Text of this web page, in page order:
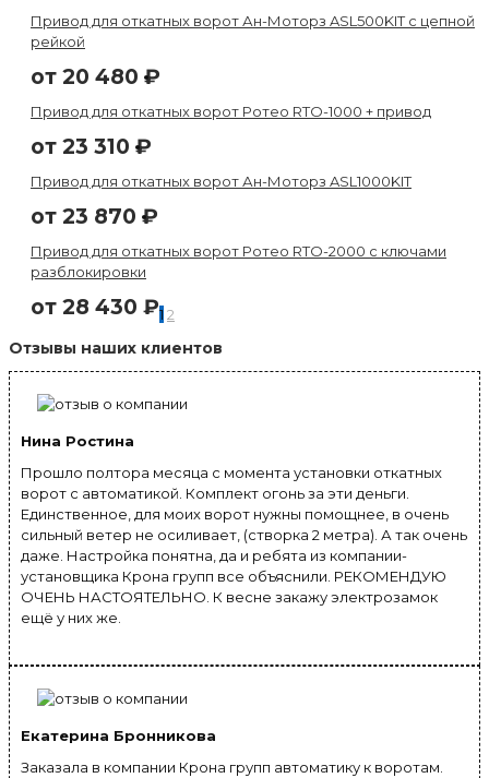
Привод для откатных ворот Ан-Моторз ASL500KIT c цепной
рейкой
от 20 480 ₽
Привод для откатных ворот Ротео RTО-1000 + привод
от 23 310 ₽
Привод для откатных ворот Ан-Моторз ASL1000KIT
от 23 870 ₽
Привод для откатных ворот Ротео RTО-2000 с ключами
разблокировки
от 28 430 ₽1 2
Отзывы наших клиентов
Нина Ростина
Прошло полтора месяца с момента установки откатных
ворот с автоматикой. Комплект огонь за эти деньги.
Единственное, для моих ворот нужны помощнее, в очень
сильный ветер не осиливает, (створка 2 метра). А так очень
даже. Настройка понятна, да и ребята из компании-
установщика Крона групп все объяснили. РЕКОМЕНДУЮ
ОЧЕНЬ НАСТОЯТЕЛЬНО. К весне закажу электрозамок
ещё у них же.
Екатерина Бронникова
Заказала в компании Крона групп автоматику к воротам.